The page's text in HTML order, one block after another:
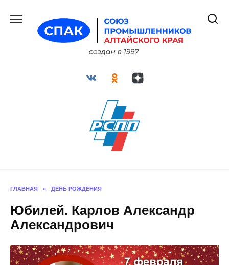
содержанию
ГЛАВНАЯ » ДЕНЬ РОЖДЕНИЯ
Юбилей. Карлов Александр
Александрович